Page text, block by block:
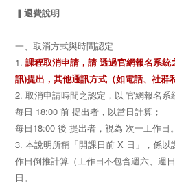
▎退費說明
一、取消方式與時間認定
1. 課程取消申請，請 透過官網報名系
訊)提出，其他通訊方式 （如電話、社群
2. 取消申請時間之認定，以 官網報名系
每日 18:00 前 提出者，以當日計算；
每日18:00 後 提出者，視為 次一工作日。
3. 本說明所稱「開課日前 X 日」，係
作日倒推計算（工作日不包含週六、週
日。